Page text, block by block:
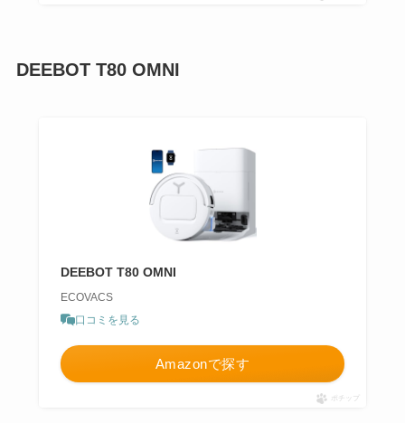
DEEBOT T80 OMNI
DEEBOT T80 OMNI
ECOVACS
口コミを見る
Amazonで探す
ポチップ